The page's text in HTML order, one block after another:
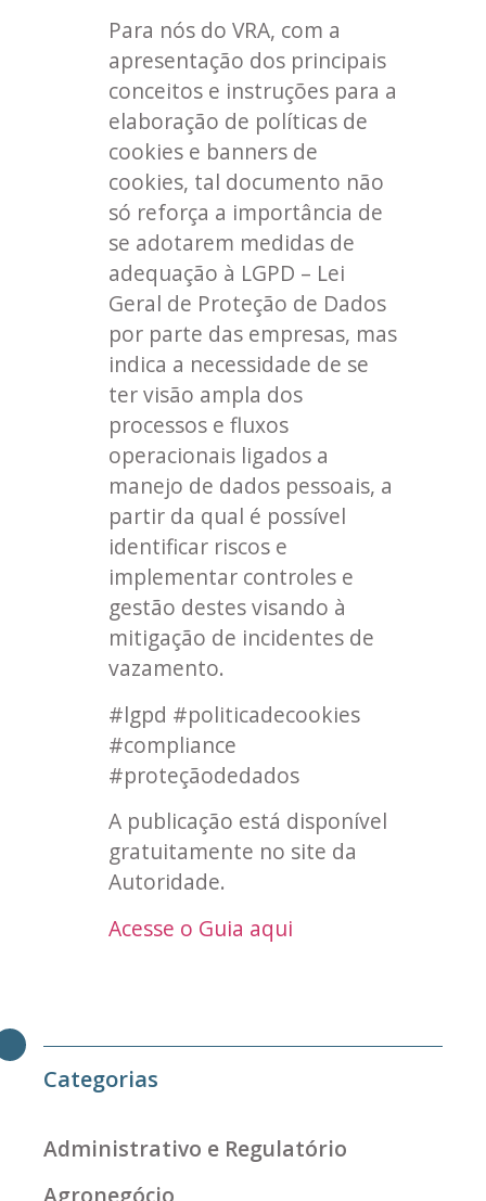
Para nós do VRA, com a
apresentação dos principais
conceitos e instruções para a
elaboração de políticas de
cookies e banners de
cookies, tal documento não
só reforça a importância de
se adotarem medidas de
adequação à LGPD – Lei
Geral de Proteção de Dados
por parte das empresas, mas
indica a necessidade de se
ter visão ampla dos
processos e fluxos
operacionais ligados a
manejo de dados pessoais, a
partir da qual é possível
identificar riscos e
implementar controles e
gestão destes visando à
mitigação de incidentes de
vazamento.
#lgpd #politicadecookies
#compliance
#proteçãodedados
A publicação está disponível
gratuitamente no site da
Autoridade.
Acesse o Guia aqui
Categorias
Administrativo e Regulatório
Agronegócio